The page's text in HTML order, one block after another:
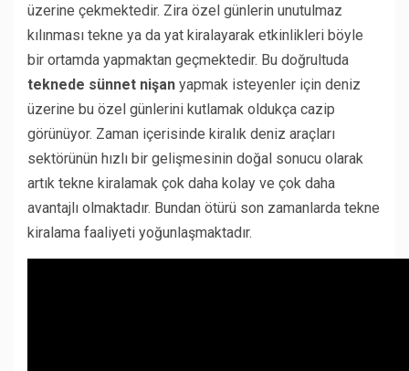
üzerine çekmektedir. Zira özel günlerin unutulmaz
kılınması tekne ya da yat kiralayarak etkinlikleri böyle
bir ortamda yapmaktan geçmektedir. Bu doğrultuda
teknede sünnet nişan yapmak isteyenler için deniz
üzerine bu özel günlerini kutlamak oldukça cazip
görünüyor. Zaman içerisinde kiralık deniz araçları
sektörünün hızlı bir gelişmesinin doğal sonucu olarak
artık tekne kiralamak çok daha kolay ve çok daha
avantajlı olmaktadır. Bundan ötürü son zamanlarda tekne
kiralama faaliyeti yoğunlaşmaktadır.